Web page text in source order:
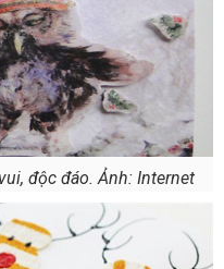
độc đáo. Ảnh: Internet